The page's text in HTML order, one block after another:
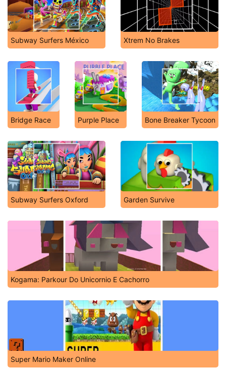
Subway Surfers México Xtrem No Brakes
Bridge Race Purple Place Bone Breaker Tycoon
Subway Surfers Oxford Garden Survive
Kogama: Parkour Do Unicornio E Cachorro
Super Mario Maker Online